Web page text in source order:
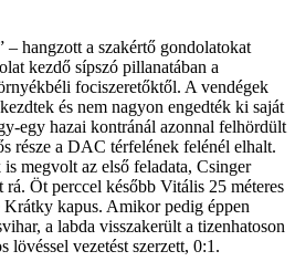
– hangzott a szakértő gondolatokat
kezdő sípszó pillanatában a
fociszeretőktől. A vendégek
és nem nagyon engedték ki saját
egy hazai kontránál azonnal felhördült
része a DAC térfelének felénél elhalt.
megvolt az első feladata, Csinger
rá. Öt perccel később Vitális 25 méteres
Krátky kapus. Amikor pedig éppen
a labda visszakerült a tizenhatoson
lövéssel vezetést szerzett, 0:1.